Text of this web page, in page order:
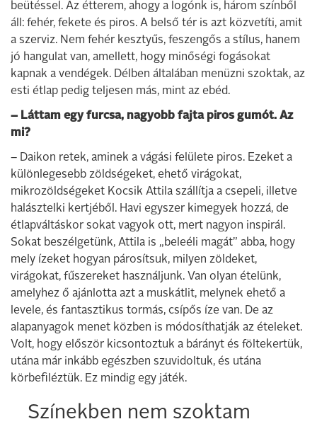
beütéssel. Az étterem, ahogy a logónk is, három színből
áll: fehér, fekete és piros. A belső tér is azt közvetíti, amit
a szerviz. Nem fehér kesztyűs, feszengős a stílus, hanem
jó hangulat van, amellett, hogy minőségi fogásokat
kapnak a vendégek. Délben általában menüzni szoktak, az
esti étlap pedig teljesen más, mint az ebéd.
– Láttam egy furcsa, nagyobb fajta piros gumót. Az
mi?
– Daikon retek, aminek a vágási felülete piros. Ezeket a
különlegesebb zöldségeket, ehető virágokat,
mikrozöldségeket Kocsik Attila szállítja a csepeli, illetve
halásztelki kertjéből. Havi egyszer kimegyek hozzá, de
étlapváltáskor sokat vagyok ott, mert nagyon inspirál.
Sokat beszélgetünk, Attila is „beleéli magát” abba, hogy
mely ízeket hogyan párosítsuk, milyen zöldeket,
virágokat, fűszereket használjunk. Van olyan ételünk,
amelyhez ő ajánlotta azt a muskátlit, melynek ehető a
levele, és fantasztikus tormás, csípős íze van. De az
alapanyagok menet közben is módosíthatják az ételeket.
Volt, hogy először kicsontoztuk a bárányt és föltekertük,
utána már inkább egészben szuvidoltuk, és utána
körbefiléztük. Ez mindig egy játék.
Színekben nem szoktam